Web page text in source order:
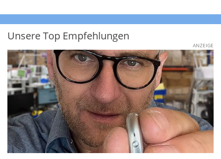
Unsere Top Empfehlungen
ANZEIGE